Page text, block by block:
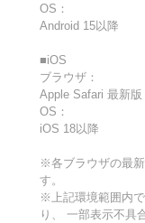
OS：
Android 15以降
■iOS
ブラウザ：
Apple Safari 最新版
OS：
iOS 18以降
※各ブラウザの最
す。
※上記環境範囲内
り、 一部表示不具